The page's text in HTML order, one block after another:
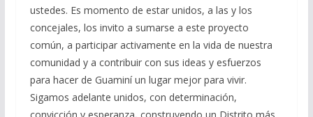
ustedes. Es momento de estar unidos, a las y los
concejales, los invito a sumarse a este proyecto
común, a participar activamente en la vida de nuestra
comunidad y a contribuir con sus ideas y esfuerzos
para hacer de Guaminí un lugar mejor para vivir.
Sigamos adelante unidos, con determinación,